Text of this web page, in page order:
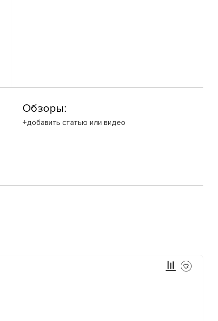
Обзоры:
+добавить статью или видео